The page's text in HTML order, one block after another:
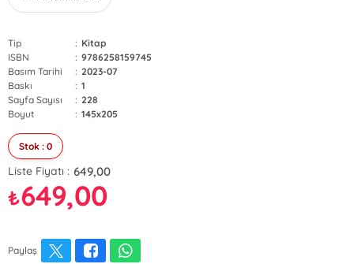
Tip : Kitap
ISBN
: 9786258159745
Basım Tarihi
: 2023-07
Baskı
: 1
Sayfa Sayısı
: 228
Boyut
: 145x205
Stok : 0
Liste Fiyatı : 649,00
₺649,00
Paylaş